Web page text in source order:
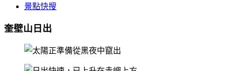
景點快搜
奎壁山日出